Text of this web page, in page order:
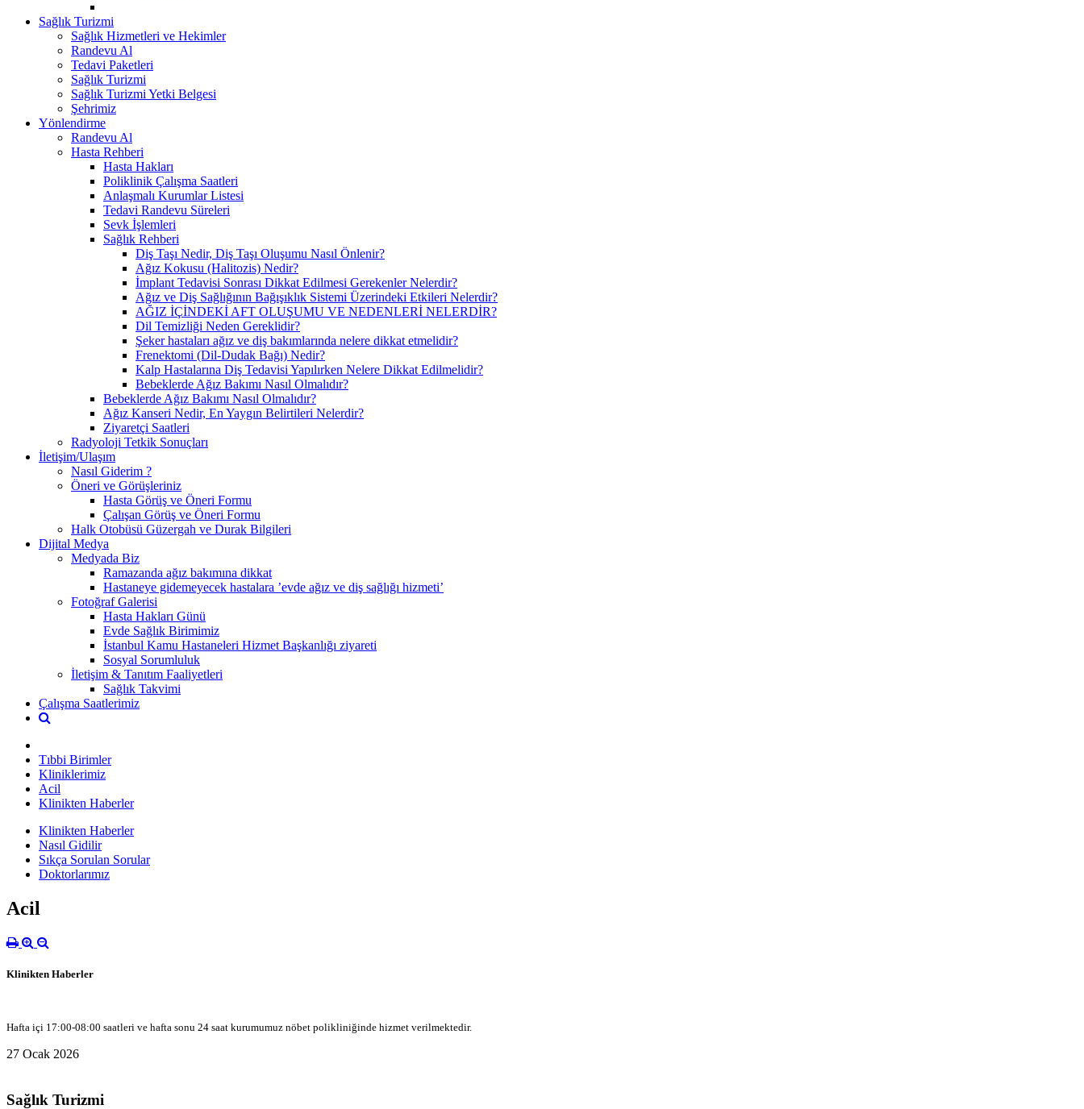
Sağlık Turizmi
Sağlık Hizmetleri ve Hekimler
Randevu Al
Tedavi Paketleri
Sağlık Turizmi
Sağlık Turizmi Yetki Belgesi
Şehrimiz
Yönlendirme
Randevu Al
Hasta Rehberi
Hasta Hakları
Poliklinik Çalışma Saatleri
Anlaşmalı Kurumlar Listesi
Tedavi Randevu Süreleri
Sevk İşlemleri
Sağlık Rehberi
Diş Taşı Nedir, Diş Taşı Oluşumu Nasıl Önlenir?
Ağız Kokusu (Halitozis) Nedir?
İmplant Tedavisi Sonrası Dikkat Edilmesi Gerekenler Nelerdir?
Ağız ve Diş Sağlığının Bağışıklık Sistemi Üzerindeki Etkileri Nelerdir?
AĞIZ İÇİNDEKİ AFT OLUŞUMU VE NEDENLERİ NELERDİR?
Dil Temizliği Neden Gereklidir?
Şeker hastaları ağız ve diş bakımlarında nelere dikkat etmelidir?
Frenektomi (Dil-Dudak Bağı) Nedir?
Kalp Hastalarına Diş Tedavisi Yapılırken Nelere Dikkat Edilmelidir?
Bebeklerde Ağız Bakımı Nasıl Olmalıdır?
Bebeklerde Ağız Bakımı Nasıl Olmalıdır?
Ağız Kanseri Nedir, En Yaygın Belirtileri Nelerdir?
Ziyaretçi Saatleri
Radyoloji Tetkik Sonuçları
İletişim/Ulaşım
Nasıl Giderim ?
Öneri ve Görüşleriniz
Hasta Görüş ve Öneri Formu
Çalışan Görüş ve Öneri Formu
Halk Otobüsü Güzergah ve Durak Bilgileri
Dijital Medya
Medyada Biz
Ramazanda ağız bakımına dikkat
Hastaneye gidemeyecek hastalara ’evde ağız ve diş sağlığı hizmeti’
Fotoğraf Galerisi
Hasta Hakları Günü
Evde Sağlık Birimimiz
İstanbul Kamu Hastaneleri Hizmet Başkanlığı ziyareti
Sosyal Sorumluluk
İletişim & Tanıtım Faaliyetleri
Sağlık Takvimi
Çalışma Saatlerimiz
Tıbbi Birimler
Kliniklerimiz
Acil
Klinikten Haberler
Klinikten Haberler
Nasıl Gidilir
Sıkça Sorulan Sorular
Doktorlarımız
Acil
Klinikten Haberler
Hafta içi 17:00-08:00 saatleri ve hafta sonu 24 saat kurumumuz nöbet polikliniğinde hizmet verilmektedir.
27 Ocak 2026
Sağlık Turizmi